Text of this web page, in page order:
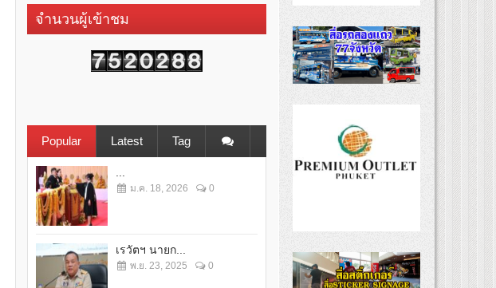
จำนวนผู้เข้าชม
Popular Latest Tag
ม.ค. 18, 2026 0
เรวัตฯ นายก...
พ.ย. 23, 2025 0